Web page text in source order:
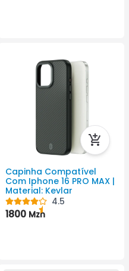
Capinha Compatível
Com Iphone 16 PRO MAX |
Material: Kevlar
4.5
1800 Mzn